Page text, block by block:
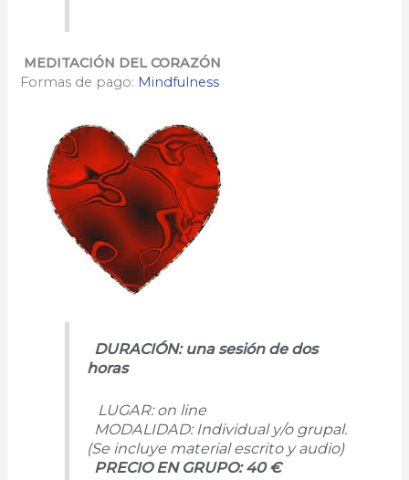
MEDITACIÓN DEL CORAZÓN
Formas de pago: Mindfulness
DURACIÓN: una sesión de dos
horas
LUGAR: on line
MODALIDAD: Individual y/o grupal.
(Se incluye material escrito y audio)
PRECIO EN GRUPO: 40 €